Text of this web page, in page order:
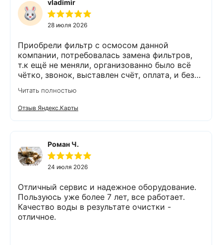
vladimir
28 июля 2026
Приобрели фильтр с осмосом данной
компании, потребовалась замена фильтров,
т.к ещё не меняли, организованно было всё
чётко, звонок, выставлен счёт, оплата, и без
выполнено (всё чётко без шума и пыли),
приятно работать с грамотными,
обязательными людьми. Спасибо
Читать полностью
Отзыв Яндекс.Карты
Роман Ч.
24 июля 2026
Отличный сервис и надежное оборудование.
Пользуюсь уже более 7 лет, все работает.
Качество воды в результате очистки -
отличное.